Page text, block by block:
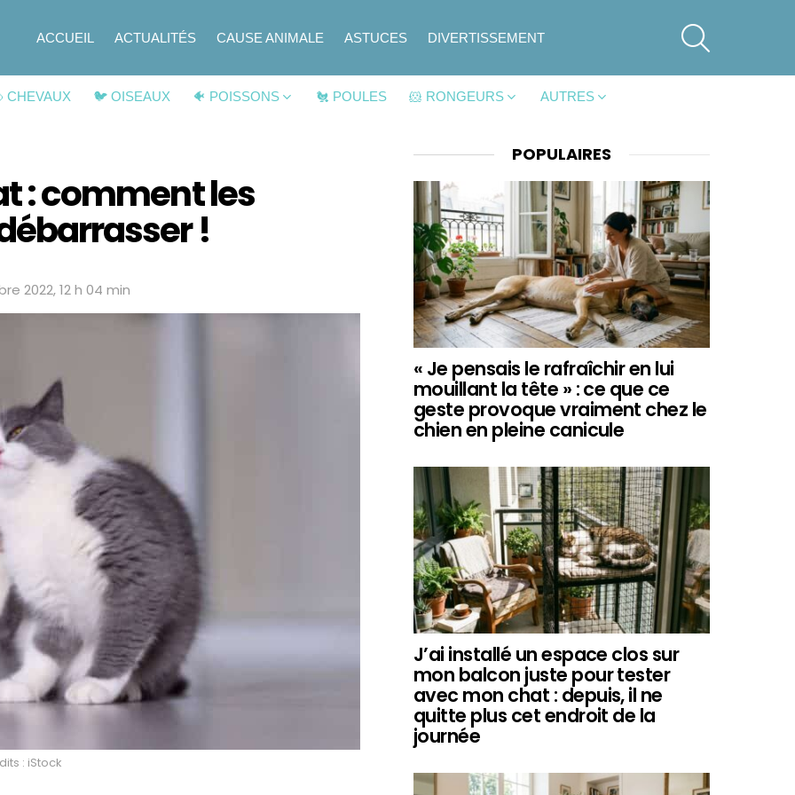
ACCUEIL ACTUALITÉS CAUSE ANIMALE ASTUCES DIVERTISSEMENT
CHEVAUX 🐦 OISEAUX 🐠 POISSONS 🐔 POULES 🐹 RONGEURS AUTRES
: comment les
!
2022, 12 h 04 min
: iStock
POPULAIRES
« Je pensais le rafraîchir en lui
mouillant la tête » : ce que ce
geste provoque vraiment chez le
chien en pleine canicule
J’ai installé un espace clos sur
mon balcon juste pour tester
avec mon chat : depuis, il ne
quitte plus cet endroit de la
journée